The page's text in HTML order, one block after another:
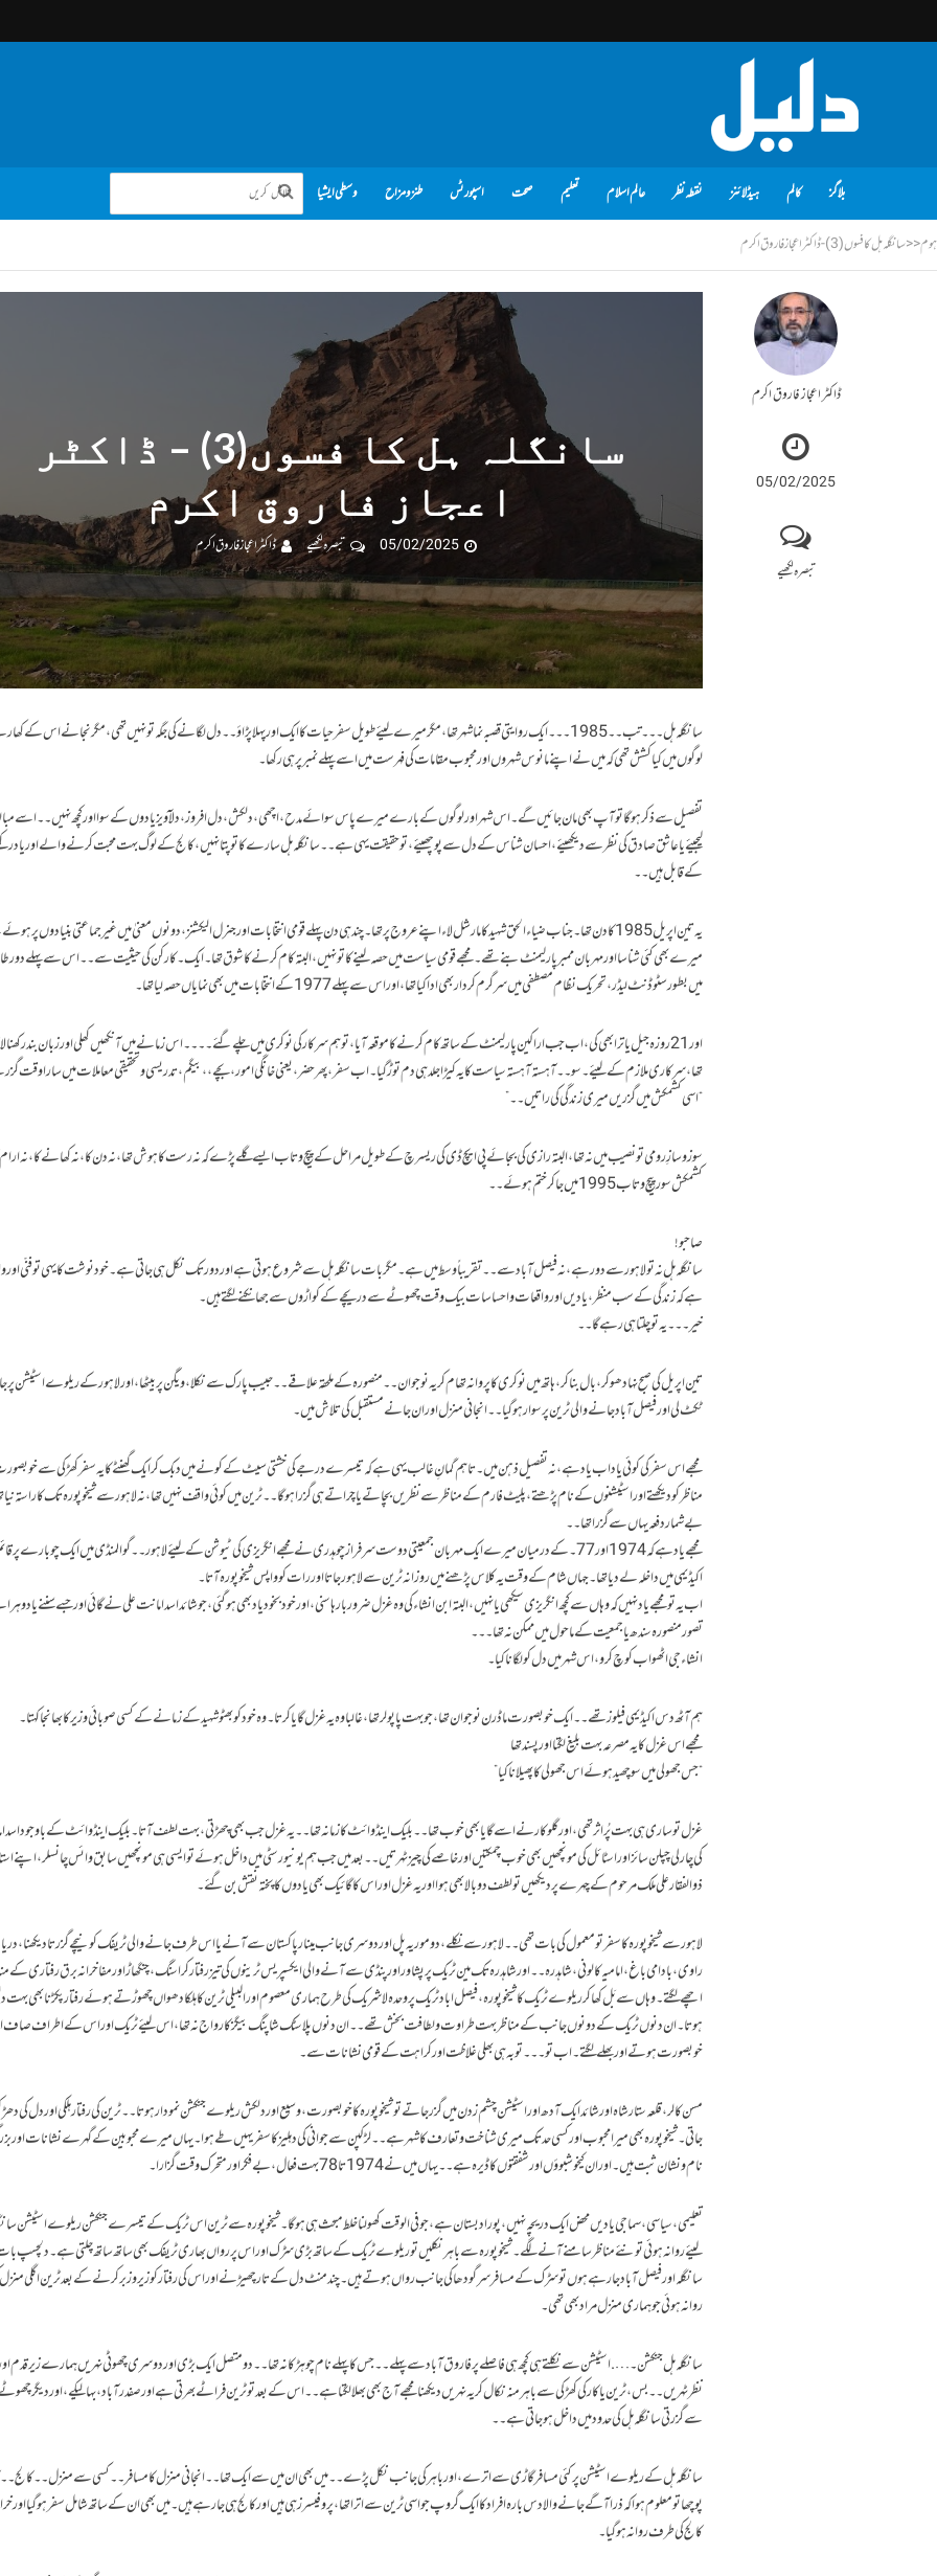
بلاگز کالم ہیڈلائنز نقطہ نظر عالم اسلام تعلیم صحت اسپورٹس طنز و مزاح وسطی ایشیا
ہوم<<سانگلہ ہل کا فسوں(3) - ڈاکٹر اعجاز فاروق اکرم
ڈاکٹر اعجاز فاروق اکرم
05/02/2025
تبصرہ لکھیے
سانگلہ ہل کا فسوں(3) – ڈاکٹر
اعجاز فاروق اکرم
05/02/2025 تبصرہ لکھیے ڈاکٹر اعجاز فاروق اکرم
سانگلہ ہل۔۔۔تب۔۔1985۔۔۔ ایک روایتی قصبہ نما شہر تھا، مگر میرے لیئے طویل سفر حیات کا ایک اور پہلا پڑاؤ ۔۔دل لگانے کی جگہ تو نہیں تھی،مگر نجانے اس کے
لوگوں میں کیا کشش تھی کہ میں نے اپنے مانوس شہروں اور محبوب مقامات کی فہرست میں اسے پہلے نمبر پر ہی رکھا۔
تفصیل سے ذکر ہوگا تو آپ بھی مان جائیں گے۔اس شہر اور لوگوں کے بارے میرے پاس سوائے مدح ،اچھی ،دلکش،دل افروز،دلآویز یادوں کے سوا اور کچھ نہیں۔۔اسے
لیجیئے یا عاشق صادق کی نظر سے دیکھیئے ،احسان شناس کے دل سے پوچھیئے،تو حقیقت یہی ہے۔۔سانگلہ ہل سارے کا تو پتا نہیں،کالج کے لوگ بہت محبت کرنے والے اور یاد
کے قابل ہیں۔۔
یہ تین اپریل 1985 کا دن تھا۔جناب ضیاءالحق شہید کا مارشل لاء اپنے عروج پر تھا ۔چند ہی دن پہلے قومی انتخابات اور جنرل الیکشنز، دونوں معنیٰ میں غیر جماعتی بنیادوں پر
میرے بھی کئی شناسا اور مہربان ممبر پارلیمنٹ بنے تھے۔ مجھےقومی سیاست میں حصہ لینے کا تو نہیں،البتہ کام کرنے کا شوق تھا۔ایک۔کارکن کی حیثیت سے۔۔اس سے پہلے دور
میں بطور سٹوڈنٹ لیڈر ،تحریک نظام مصطفی میں سرگرم کردار بھی ادا کیا تھا،اور اس سے پہلے 1977 کے انتخابات میں بھی نمایاں حصہ لیا تھا۔
اور 21 روزہ جیل یاترا بھی کی ، اب جب اراکین پارلیمنٹ کے ساتھ کام کرنے کا موقعہ آیا، تو ہم سرکار کی نوکری میں چلے گئے۔۔۔۔اس زمانے میں آنکھیں کھلی اور زبان بند رکھنا
تھا،سرکاری ملازم کے لیئے۔ سو۔۔آہستہ آہستہ سیاست کا یہ کیڑا جلد ہی دم توڑ گیا۔اب سفر،پھر حضر،یعنی خانگی امور،بچے،،بیگم، تدریسی و تحقیقی معاملات میں سارا وقت
“اسی کشمکش میں گزریں میری زندگی کی راتیں۔۔”
سوز و سازِ رومی تو نصیب میں نہ تھا،البتہ رازی کی بجائے پی ایچ ڈی کی ریسرچ کے طویل مراحل کے پیچ و تاب ایسے گلے پڑے کہ نہ رست کا ہوش تھا،نہ دن کا،نہ کھانے کا،نہ
کشمکش سور پیچ و تاب 1995 میں جاکر ختم ہوئے۔۔
صاحبو!
سانگلہ ہل نہ تو لاہور سے دور ہے،نہ فیصل آباد سے ۔۔تقریباً وسط میں ہے۔ مگر بات سانگلہ ہل سے شروع ہوتی ہے اور دور تک نکل ہی جاتی ہے ۔خود نوشت کا یہی تو فنّی اور
ہے کہ زندگی کے سب منظر ،یادیں اور واقعات و احساسات بیک وقت چھوٹے سے دریچے کے کواڑوں سے جھانکنے لگتے ہیں ۔
خیر ۔۔۔یہ تو چلتا ہی رہے گا۔۔
تین اپریل کی صبح نہا دھوکر،بال بناکر ،ہاتھ میں نوکری کا پروانہ تھام کر یہ نوجوان ۔۔منصورہ کے ملحقہ علاقے ۔۔حبیب پارک سے نکلا،ویگن پر بیٹھا،اور لاہور کے ریلوے اسٹیشن پر
ٹکٹ لی اور فیصل آباد جانے والی ٹرین پر سوار ہوگیا۔۔انجانی منزل اور ان جانے مستقبل کی تلاش میں۔
مجھے اس سفر کی کوئی یاد اب یاد ہے،نہ تفصیل ذہن میں ۔تاہم گمانِ غالب یہی ہے کہ تیسرے درجے کی خشتی سیٹ کے کونے میں دبک کر ایک گھنٹے کا یہ سفر کھڑکی سے
مناظر کو دیکھتے اور اسٹیشنوں کے نام پڑھتے،پلیٹ فارم کے مناظر سے نظریں بچاتے یا چراتے ہی گزرا ہوگا۔۔ٹرین میں کوئی واقف نہیں تھا،نہ لاہور سے شیخوپورہ تک کا راستہ نیا
بے شمار دفعہ یہاں سے گزرا تھا۔۔
مجھے یاد ہے کہ 1974 اور 77۔ کے درمیان میرے ایک مہربان جمعیتی دوست سرفراز چوہدری نے مجھے انگریزی کی ٹیوشن کے لیئے لاہور ۔۔گوالمنڈی میں ایک چوبارے پر
اکیڈیمی میں داخلہ لے دیا تھا۔جہاں شام کے وقت یہ کلاس پڑھنے میں روزانہ ٹرین سے لاہور جاتا اور رات کو واپس شیخوپورہ آتا ۔
اب یہ تو مجھے یاد نہیں کہ وہاں سے کچھ انگریزی سیکھی یا نہیں،البتہ ابن انشاء کی وہ غزل ضرور بارہا سنی،اور خود بخود یاد بھی ہوگئی، جو شائد اسد امانت علی نے گائی اور جسے سننے یا
تصور منصورہ سندھ یا جمعیت کے ماحول میں ممکن نہ تھا۔۔۔
انشاء جی اٹھو اب کوچ کرو،اس شہر میں دل کو لگانا کیا۔
ہم آٹھ دس اکیڈیمی فیلوز تھے۔۔ایک خوبصورت ماڈرن نوجوان تھا،جو بہت پاپولر تھا،غالبا وہ یہ غزل گایا کرتا ۔وہ خود کو بھٹو شہید کے زمانے کے کسی صوبائی وزیر کا بھانجا کہتا۔
مجھے اس غزل کا یہ مصرعہ بہت بلیغ لگتا اور پسند تھا
“جس جھولی میں سو چھید ہوئے اس جھولی کا پھیلانا کیا”
غزل تو ساری ہی بہت پُر اثر تھی،اور گلوکار نے اسے گایا بھی خوب تھا۔۔بلیک اینڈ وائٹ کا زمانہ تھا۔۔یہ غزل جب بھی چھڑتی ،بہت لطف آتا۔بلیک اینڈ وائٹ کے باوجود اسد
کی چارلی چپلن سائز اور اسٹائل کی مونچھیں بھی خوب چمکتیں اور خاصے کی چیز ٹہرتیں۔۔بعد میں جب ہم یونیورسٹی میں داخل ہوئے تو ایسی ہی مونچھیں سابق وائس چانسلر ،اپنے
ذوالفقار علی ملک مرحوم کے چہرے پر دیکھیں تو لطف دوبالا بھی ہوا اور یہ غزل اور اس کا گائیک بھی یادوں کا پختہ نقش بن گئے۔
لاہور سے شیخوپورہ کا سفر تو معمول کی بات تھی۔۔لاہور سے نکلے،دو موریہ پل اور دوسری جانب مینار پاکستان سے آنے یا اس طرف جانے والی ٹریفک کو نیچے گزرتا
راوی،بادامی باغ،امامیہ کالونی،شاہدرہ۔۔اور شاہدرہ تک مین ٹریک پر پشاور اور پنڈی سے آنے والی ایکسپریس ٹرینوں کی تیز رفتار کراسنگ،چنگھاڑ اور مفاخرانہ برق رفتاری کے
اچھے لگتے۔وہاں سے بَل کھا کر ریلوے ٹریک کا شیخوپورہ،فیصل اباد ٹریک پر وحدہ لاشریک کی طرح ہماری معصوم اور البیلی ٹرین کا ہلکا دھواں چھوڑتے ہوئے رفتار پکڑنا بھی
ہوتا۔ان دنوں ٹریک کے دونوں جانب کے مناظر بہت طراوت و لطافت بخش تھے۔۔ان دنوں پلاسٹک شاپنگ بیگز کا رواج نہ تھا،اس لیئے ٹریک اور اس کے اطراف صاف
خوبصورت ہوتے اور بھلے لگتے ۔ اب تو۔۔۔توبہ ہی بھلی غلاظت اور کراہت کے قومی نشانات سے۔
مسن کالر،قلعہ ستار شاہ اور شائد ایک آدھ اور اسٹیشن چشم زدن میں گزر جاتے تو شیخوپورہ کا خوبصورت،وسیع اور دلکش ریلوے جنکشن نمودار ہوتا۔۔ٹرین کی رفتار ہلکی اور دل کی
جاتی۔شیخوپورہ بھی میرا محبوب اور کسی حد تک میری شناخت و تعارف کا شہر ہے۔۔لڑکپن سے جوانی کی دہلیز کا سفر یہیں طے ہوا۔یہاں میرے محبوبین کے گہرے نشانات اور
نام و نشان ثبت ہیں۔اور ان کیخوشبوؤں اور شفقتوں کا ڈیرہ ہے۔۔یہاں میں نے 1974 تا 78 بہت فعال ،بے فکر اور متحرک وقت گزارا۔
تعلیمی،سیاسی،سماجی یادیں محض ایک دریچہ نہیں،پورا دبستان ہے،جو فی الوقت کھولنا خلط مبحث ہی ہوگا۔شیخوپورہ سے ٹرین اس ٹریک کے تیسرے جنکشن ریلوے اسٹیشن
لیئے روانہ ہوئی تو نئے مناظر سامنے آنے لگے۔شیخوپورہ سے باہر نکلیں تو ریلوے ٹریک کے ساتھ بڑی سڑک اور اس پر رواں بھاری ٹریفک بھی ساتھ ساتھ چلتی ہے ۔دلچسپ
سانگلہ اور فیصل آباد جارہے ہوں تو سڑک کے مسافر سرگودھا کی جانب رواں ہوتے ہیں۔ چند منٹ دل کے تار چھیڑنے اور اس کی رفتار کو زیر و زبر کرنے کے بعد ٹرین اگلی
روانہ ہوئی جو ہماری منزل مراد بھی تھی۔
سانگلہ ہل جنکشن ۔…. اسٹیشن سے نکلتے ہی کچھ ہی فاصلے پر فاروق آباد سے پہلے ۔۔جس کا پہلے نام چوہڑ کانہ تھا۔۔دو متصل ایک بڑی اور دوسری چھوٹی نہریں ہمارے زیر قدم اور
نظر ٹہریں۔۔ بس،ٹرین یا کار کی کھڑکی سے باہر منہ نکال کر یہ نہریں دیکھنا مجھے آج بھی بھلا لگتا ہے۔۔اس کے بعد تو ٹرین فراٹے بھرتی ہے اور صفدر آباد،بہالیکے،اور دیگر
سے گزرتی سانگلہ ہل کی حدود میں داخل ہوجاتی ہے۔۔
سانگلہ ہل کے ریلوے اسٹیشن پر کئی مسافر گاڑی سے اترے،اور باہر کی جانب نکل پڑے۔۔میں بھی ان میں سے ایک تھا۔۔انجانی منزل کا مسافر۔۔کسی سے منزل
پوچھا تو معلوم ہوا کہ ذرا آگے جانے والا دس بارہ افراد کا ایک گروپ جو اسی ٹرین سے اترا تھا،پروفیسرز ہی ہیں اور کالج ہی جارہے ہیں۔میں بھی ان کے ساتھ شامل سفر ہوگیا اور
کالج کی طرف روانہ ہوگیا۔